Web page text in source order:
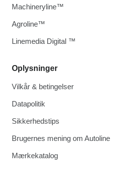
Oplysninger
Vilkår & betingelser
Datapolitik
Sikkerhedstips
Brugernes mening om Autoline
Mærkekatalog
Machineryline™
Agroline™
Linemedia Digital ™